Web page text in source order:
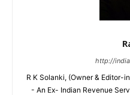
http://
R K Solanki, (Owner & Editor-
- An Ex- Indian Revenue